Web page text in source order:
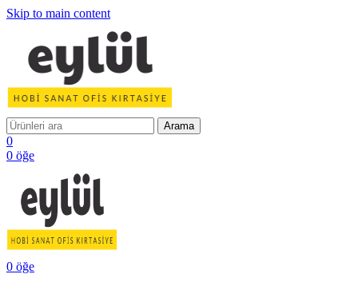
Skip to main content
Arama
0
0 öğe
0 öğe